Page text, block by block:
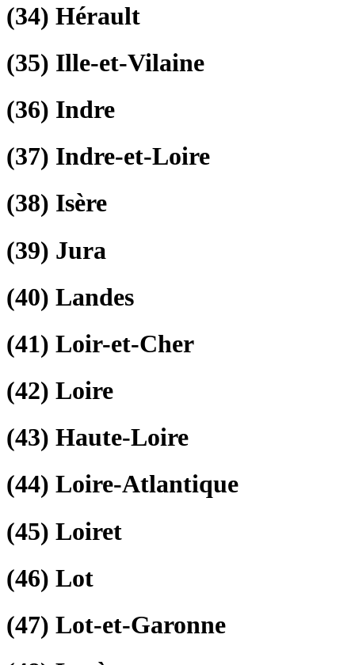
(34) Hérault
(35) Ille-et-Vilaine
(36) Indre
(37) Indre-et-Loire
(38) Isère
(39) Jura
(40) Landes
(41) Loir-et-Cher
(42) Loire
(43) Haute-Loire
(44) Loire-Atlantique
(45) Loiret
(46) Lot
(47) Lot-et-Garonne